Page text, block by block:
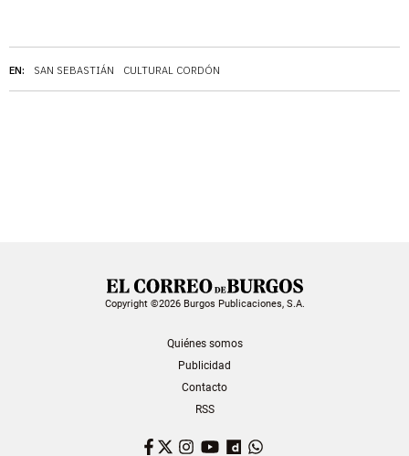
EN: SAN SEBASTIÁN CULTURAL CORDÓN
Copyright ©2026 Burgos Publicaciones, S.A.
Quiénes somos
Publicidad
Contacto
RSS
Facebook
TwitterInstagram
YouTubeDailymotion